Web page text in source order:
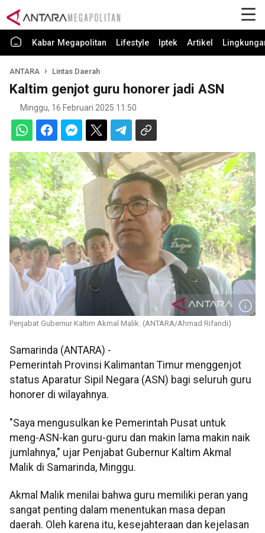
Kabar Megapolitan Lifestyle Iptek Artikel
ANTARA Lintas Daerah
Kaltim genjot guru honorer jadi ASN
Minggu, 16 Februari 2025 11:50
Penjabat Gubernur Kaltim Akmal Malik. (ANTARA/Ahmad Rifandi)
Samarinda (ANTARA) -
Pemerintah Provinsi Kalimantan Timur menggenjot
status Aparatur Sipil Negara (ASN) bagi seluruh guru
honorer di wilayahnya.
"Saya mengusulkan ke Pemerintah Pusat untuk
meng-ASN-kan guru-guru dan makin lama makin naik
jumlahnya," ujar Penjabat Gubernur Kaltim Akmal
Malik di Samarinda, Minggu.
Akmal Malik menilai bahwa guru memiliki peran yang
sangat penting dalam menentukan masa depan
daerah. Oleh karena itu, kesejahteraan dan kejelasan